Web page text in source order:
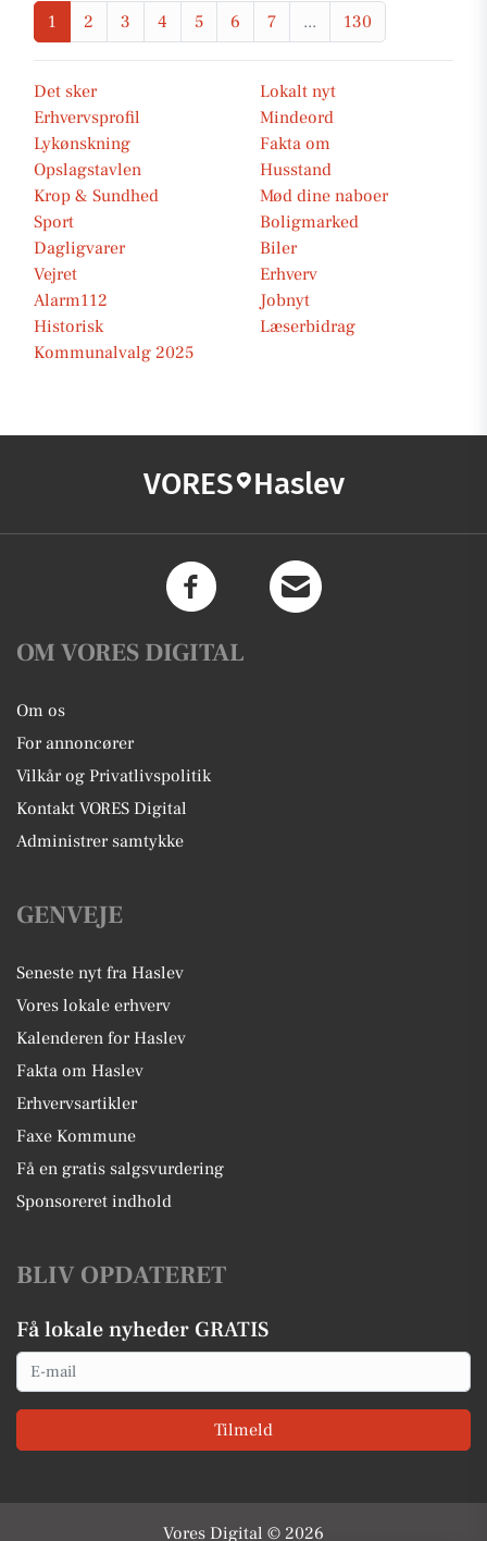
1 2 3 4 5 6 7 ... 130
Det sker
Lokalt nyt
Erhvervsprofil
Mindeord
Lykønskning
Fakta om
Opslagstavlen
Husstand
Krop & Sundhed
Mød dine naboer
Sport
Boligmarked
Dagligvarer
Biler
Vejret
Erhverv
Alarm112
Jobnyt
Historisk
Læserbidrag
Kommunalvalg 2025
VORES Haslev
OM VORES DIGITAL
Om os
For annoncører
Vilkår og Privatlivspolitik
Kontakt VORES Digital
Administrer samtykke
GENVEJE
Seneste nyt fra Haslev
Vores lokale erhverv
Kalenderen for Haslev
Fakta om Haslev
Erhvervsartikler
Faxe Kommune
Få en gratis salgsvurdering
Sponsoreret indhold
BLIV OPDATERET
Få lokale nyheder GRATIS
Email
Tilmeld
Vores Digital © 2026